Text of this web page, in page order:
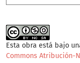
Esta obra está bajo
Commons Atribución-